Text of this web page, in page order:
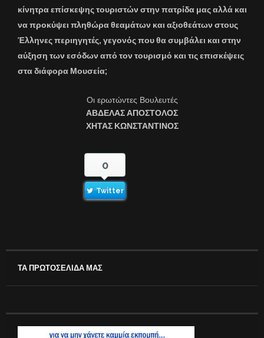
κίνητρα επίσκεψης τουριστών στην πατρίδα μας αλλά και
να προκύψει πληθώρα θεαμάτων και αξιοθεάτων στους
Έλληνες περιηγητές, γεγονός που θα συμβάλει και στην
αύξηση των εσόδων από τον τουρισμό και τις επισκέψεις
στα διάφορα Μουσεία;
Οι ερωτώντες Βουλευτές
ΑΒΔΕΛΑΣ ΑΠΟΣΤΟΛΟΣ
ΧΗΤΑΣ ΚΩΝΣΤΑΝΤΙΝΟΣ
0
Twitter
ΤΑ ΠΡΩΤΟΣΕΛΙΔΑ ΜΑΣ